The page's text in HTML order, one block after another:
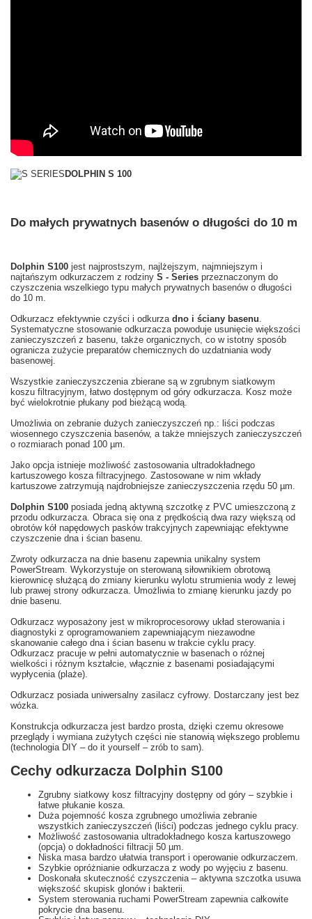
DOLPHIN S 100
Do małych prywatnych basenów o długości do 10 m
Dolphin S100 jest najprostszym, najlżejszym, najmniejszym i
najtańszym odkurzaczem z rodziny S - Series przeznaczonym do
czyszczenia wszelkiego typu małych prywatnych basenów o długości
do 10 m.
Odkurzacz efektywnie czyści i odkurza dno i ściany basenu.
Systematyczne stosowanie odkurzacza powoduje usunięcie większości
zanieczyszczeń z basenu, także organicznych, co w istotny sposób
ogranicza zużycie preparatów chemicznych do uzdatniania wody
basenowej.
Wszystkie zanieczyszczenia zbierane są w zgrubnym siatkowym
koszu filtracyjnym, łatwo dostępnym od góry odkurzacza. Kosz może
być wielokrotnie płukany pod bieżącą wodą.
Umożliwia on zebranie dużych zanieczyszczeń np.: liści podczas
wiosennego czyszczenia basenów, a także mniejszych zanieczyszczeń
o rozmiarach ponad 100 µm.
Jako opcja istnieje możliwość zastosowania ultradokładnego
kartuszowego kosza filtracyjnego. Zastosowane w nim wkłady
kartuszowe zatrzymują najdrobniejsze zanieczyszczenia rzędu 50 µm.
Dolphin S100 posiada jedną aktywną szczotkę z PVC umieszczoną z
przodu odkurzacza. Obraca się ona z prędkością dwa razy większą od
obrotów kół napędowych pasków trakcyjnych zapewniając efektywne
czyszczenie dna i ścian basenu.
Zwroty odkurzacza na dnie basenu zapewnia unikalny system
PowerStream. Wykorzystuje on sterowaną siłownikiem obrotową
kierownicę służącą do zmiany kierunku wylotu strumienia wody z lewej
lub prawej strony odkurzacza. Umożliwia to zmianę kierunku jazdy po
dnie basenu.
Odkurzacz wyposażony jest w mikroprocesorowy układ sterowania i
diagnostyki z oprogramowaniem zapewniającym niezawodne
skanowanie całego dna i ścian basenu w trakcie cyklu pracy.
Odkurzacz pracuje w pełni automatycznie w basenach o różnej
wielkości i różnym kształcie, włącznie z basenami posiadającymi
wypłycenia (plaże).
Odkurzacz posiada uniwersalny zasilacz cyfrowy. Dostarczany jest bez
wózka.
Konstrukcja odkurzacza jest bardzo prosta, dzięki czemu okresowe
przeglądy i wymiana zużytych części nie stanowią większego problemu
(technologia DIY – do it yourself – zrób to sam).
Cechy odkurzacza Dolphin S100
Zgrubny siatkowy kosz filtracyjny dostępny od góry – szybkie i
łatwe płukanie kosza.
Duża pojemność kosza zgrubnego umożliwia zebranie
wszystkich zanieczyszczeń (liści) podczas jednego cyklu pracy.
Możliwość zastosowania ultradokładnego kosza kartuszowego
(opcja) o dokładności filtracji 50 µm.
Niska masa bardzo ułatwia transport i operowanie odkurzaczem.
Szybkie opróżnianie odkurzacza z wody po wyjęciu z basenu.
Doskonała skuteczność czyszczenia – aktywna szczotka usuwa
większość skupisk glonów i bakterii.
System sterowania ruchami PowerStream zapewnia całkowite
pokrycie dna basenu.